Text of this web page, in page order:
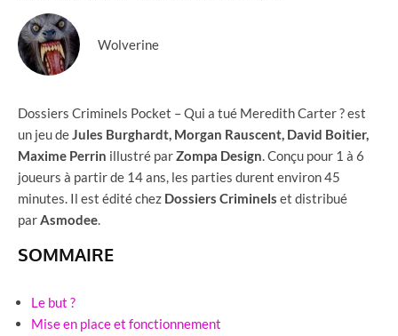
Wolverine
Dossiers Criminels Pocket – Qui a tué Meredith Carter ? est
un jeu deJules Burghardt, Morgan Rauscent, David Boitier,
Maxime Perrin illustré parZompa Design. Conçu pour 1 à 6
joueurs à partir de 14 ans, les parties durent environ 45
minutes. Il est édité chez Dossiers Criminels et distribué
parAsmodee.
SOMMAIRE
Le but ?
Mise en place et fonctionnement